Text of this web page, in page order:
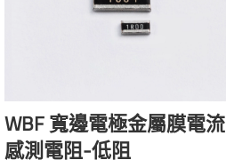
WBF 寬邊電極金屬膜電流
感測電阻-低阻